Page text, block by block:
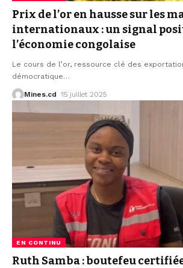
Prix de l’or en hausse sur les
internationaux : un signal
l’économie congolaise
Le cours de l’or, ressource clé des
démocratique…
Mines.cd 15 juillet 2025
EN CONTINU
Ruth Samba : boutefeu